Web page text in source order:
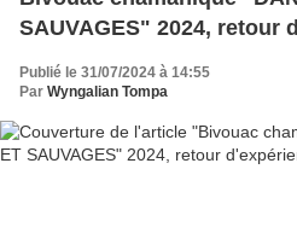
SAUVAGES" 2024, retour
Publié le 31/07/2024 à 14:55
Par Wyngalian Tompa